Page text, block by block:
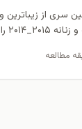
سری از
را برای...